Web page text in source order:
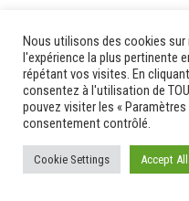
Transport et routes
Travail
Travaux
Travaux THD
travaux utiles
TSUNAMI
Nous utilisons des cookies
l'expérience la plus pertinente
répétant vos visites. En
consentez à l'utilisation de
pouvez visiter les «
consentement contrôlé.
Cookie Settings Accept All